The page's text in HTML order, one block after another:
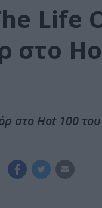
Life
στο
στο Hot 100